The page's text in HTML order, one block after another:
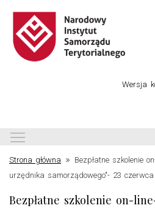
Wersja
Strona główna » Bezpłatne szkolenie
urzędnika samorządowego"- 23
Bezpłatne szkolenie on-